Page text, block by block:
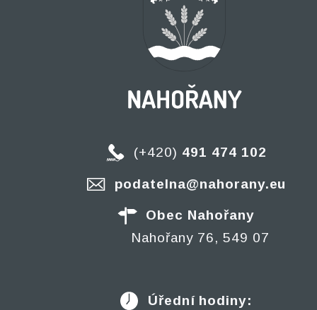
(+420) 491 474 102
podatelna@nahorany.eu
Obec Nahořany
Nahořany 76, 549 07
Úřední hodiny: